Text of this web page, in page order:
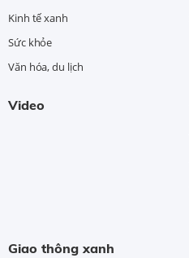
Kinh tế xanh
Sức khỏe
Văn hóa, du lịch
Video
Giao thông xanh